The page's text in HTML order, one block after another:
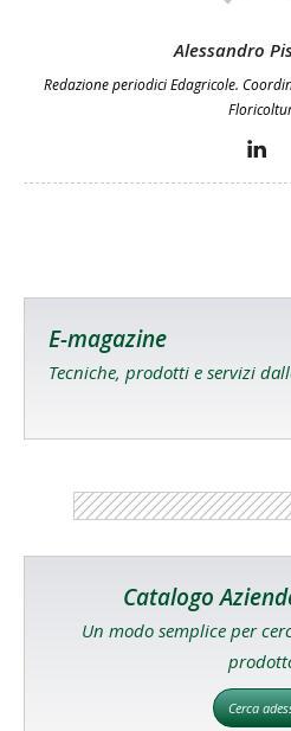
Alessandro
Redazione periodici Edagricole.
E-magazine
Tecniche, prodotti e servizi
Catalogo
Un modo semplice per
Cerca